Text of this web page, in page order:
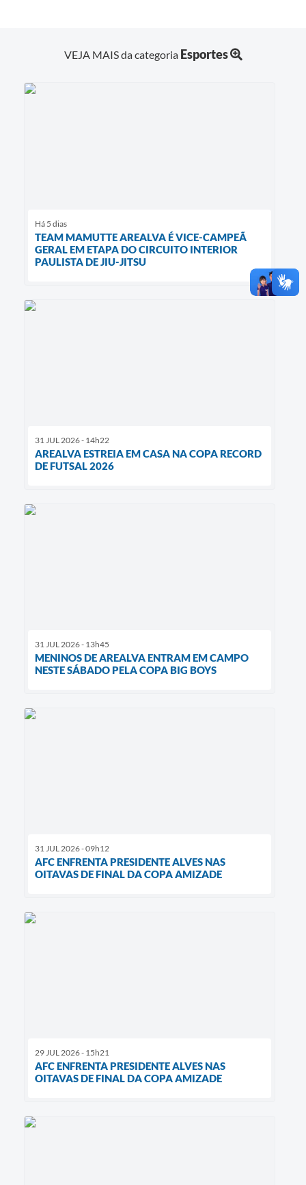
VEJA MAIS da categoria Esportes
Há 5 dias
TEAM MAMUTTE AREALVA É VICE-CAMPEÃ
GERAL EM ETAPA DO CIRCUITO INTERIOR
PAULISTA DE JIU-JITSU
31 JUL 2026 - 14h22
AREALVA ESTREIA EM CASA NA COPA RECORD
DE FUTSAL 2026
31 JUL 2026 - 13h45
MENINOS DE AREALVA ENTRAM EM CAMPO
NESTE SÁBADO PELA COPA BIG BOYS
31 JUL 2026 - 09h12
AFC ENFRENTA PRESIDENTE ALVES NAS
OITAVAS DE FINAL DA COPA AMIZADE
29 JUL 2026 - 15h21
AFC ENFRENTA PRESIDENTE ALVES NAS
OITAVAS DE FINAL DA COPA AMIZADE